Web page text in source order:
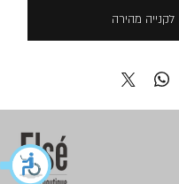
לקנייה מהירה